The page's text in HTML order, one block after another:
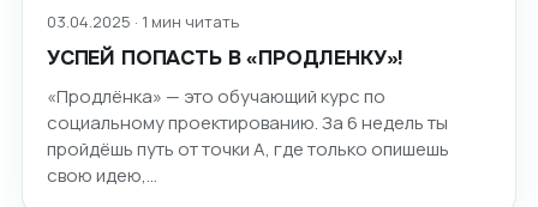
03.04.2025 · 1 мин читать
УСПЕЙ ПОПАСТЬ В «ПРОДЛЕНКУ»!
«Продлёнка» — это обучающий курс по
социальному проектированию. За 6 недель ты
пройдёшь путь от точки А, где только опишешь
свою идею,…